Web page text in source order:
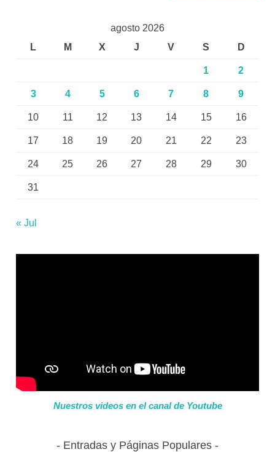
agosto 2026
L
M X J V S D
1 2
3 4 5 6 7 8 9
10 11 12 13 14 15 16
17 18 19 20 21 22 23
24 25 26 27 28 29 30
31
« Jul
Nuestros videos en el canal de Youtube
Entradas y Páginas Populares